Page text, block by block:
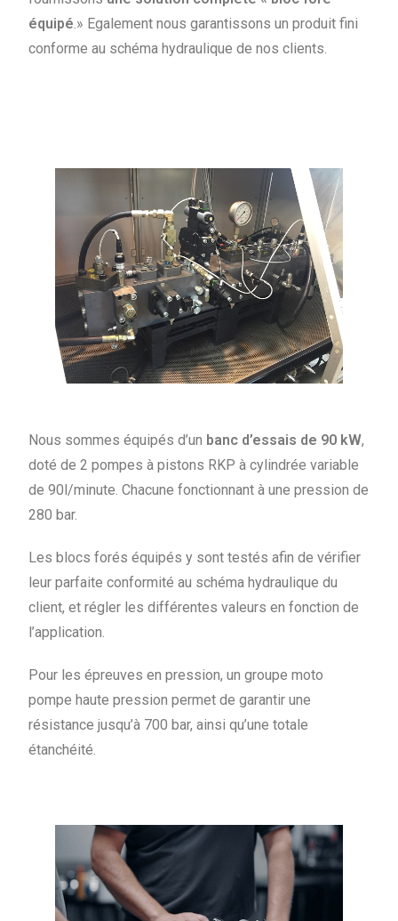
équipé.» Egalement nous garantissons un produit fini
conforme au schéma hydraulique de nos clients.
Nous sommes équipés d’un banc d’essais de 90 kW,
doté de 2 pompes à pistons RKP à cylindrée variable
de 90l/minute. Chacune fonctionnant à une pression de
280 bar.
Les blocs forés équipés y sont testés afin de vérifier
leur parfaite conformité au schéma hydraulique du
client, et régler les différentes valeurs en fonction de
l’application.
Pour les épreuves en pression, un groupe moto
pompe haute pression permet de garantir une
résistance jusqu’à 700 bar, ainsi qu’une totale
étanchéité.